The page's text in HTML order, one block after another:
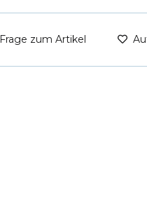
Frage zum Artikel